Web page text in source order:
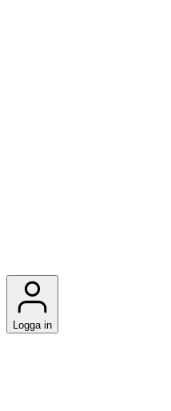
Logga in